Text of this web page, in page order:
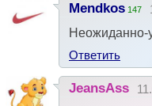
Mendkos 147
Неожиданно-
Ответить
JeansAss